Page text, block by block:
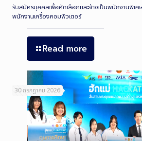
รับสมัครบุคคลเพื่อคัดเลือกและจ้างเป็นพนักงานพิเศษ
พนักงานเครื่องคอมพิวเตอร์
Read more
30 กรกฎาคม 2026